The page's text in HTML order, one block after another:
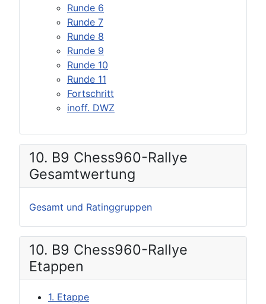
Runde 6
Runde 7
Runde 8
Runde 9
Runde 10
Runde 11
Fortschritt
inoff. DWZ
10. B9 Chess960-Rallye
Gesamtwertung
Gesamt und Ratinggruppen
10. B9 Chess960-Rallye
Etappen
1. Etappe